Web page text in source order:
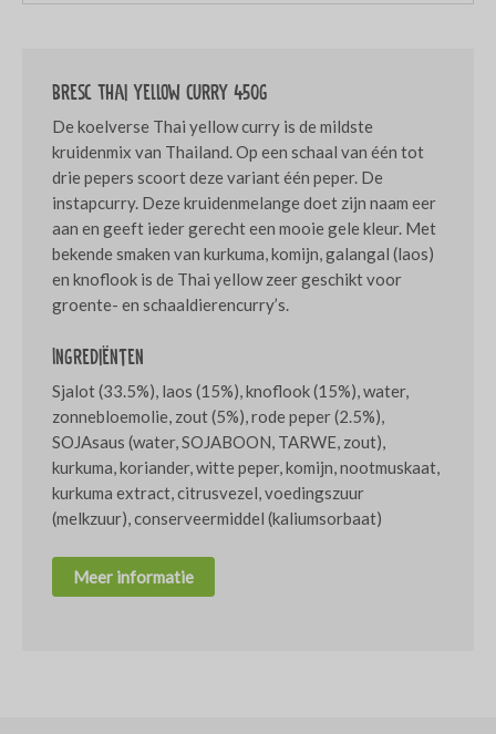
Bresc Thai yellow curry 450g
De koelverse Thai yellow curry is de mildste
kruidenmix van Thailand. Op een schaal van één tot
drie pepers scoort deze variant één peper. De
instapcurry. Deze kruidenmelange doet zijn naam eer
aan en geeft ieder gerecht een mooie gele kleur. Met
bekende smaken van kurkuma, komijn, galangal (laos)
en knoflook is de Thai yellow zeer geschikt voor
groente- en schaaldierencurry’s.
Ingrediënten
Sjalot (33.5%), laos (15%), knoflook (15%), water,
zonnebloemolie, zout (5%), rode peper (2.5%),
SOJAsaus (water, SOJABOON, TARWE, zout),
kurkuma, koriander, witte peper, komijn, nootmuskaat,
kurkuma extract, citrusvezel, voedingszuur
(melkzuur), conserveermiddel (kaliumsorbaat)
Meer informatie